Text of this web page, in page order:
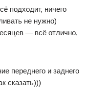
подходит, ничего
не нужно)
— всё отлично,
переднего и заднего
сказать)))